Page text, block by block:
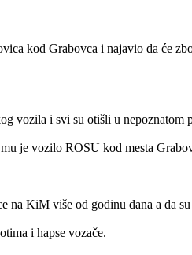
kod Grabovca i najavio da će
vozila i svi su otišli u nepoznatom
je vozilo ROSU kod mesta
na KiM više od godinu dana a da
i hapse vozače.